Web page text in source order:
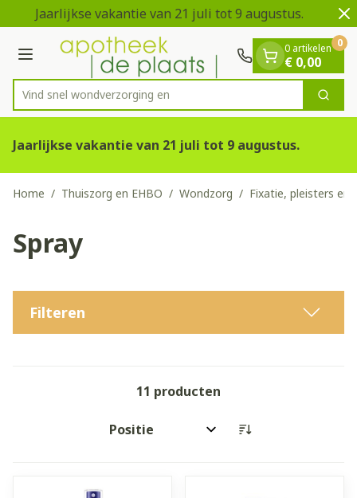
Ga naar de inhoud
1 van 2
Jaarlijkse vakantie van 21 juli tot 9 augustus.
Menu
Product, merk, categorie...
Vind snel wondverz Zoek
0 artikelen
€ 0,00
0
Jaarlijkse vakantie van 21 juli tot 9 augustus.
Home / Thuiszorg en EHBO / Wondzorg / Fixatie, pleisters en
Spray
Filteren
11 producten
Sorteer op: